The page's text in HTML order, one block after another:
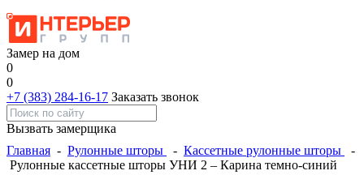
Замер на дом
0
0
+7 (383) 284-16-17 Заказать звонок
Вызвать замерщика
Главная - Рулонные шторы - Кассетные рулонные шторы
-
Рулонные кассетные шторы УНИ 2 – Карина темно-синий